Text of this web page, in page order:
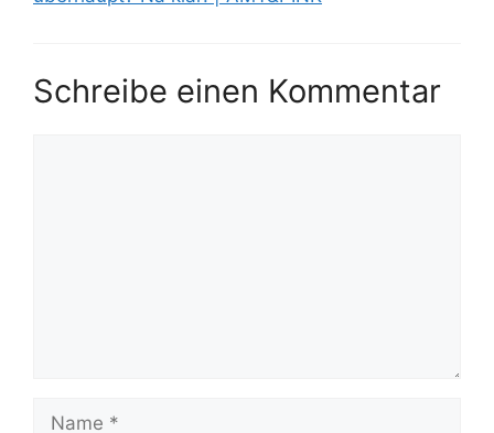
Schreibe einen Kommentar